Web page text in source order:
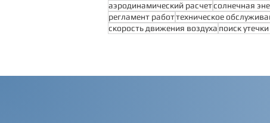
аэродинамический расчетсолнечная
регламент работтехническое
скорость движения воздуха поиск